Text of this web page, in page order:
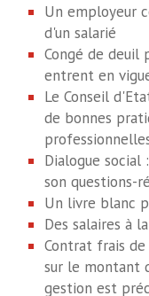
Un employeur
d'un salarié
Congé de deuil
entrent en
Le Conseil
de bonnes
Dialogue
son questions-
Un livre blanc
Des salaires à
Contrat frais
sur le montant
gestion est